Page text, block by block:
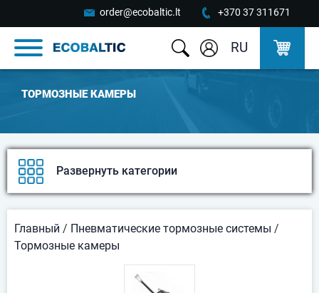
order@ecobaltic.lt +370 37 311671
RU
ТОРМОЗНЫЕ КАМЕРЫ
Развернуть категории
Главный / Пневматические тормозные системы /
Тормозные камеры